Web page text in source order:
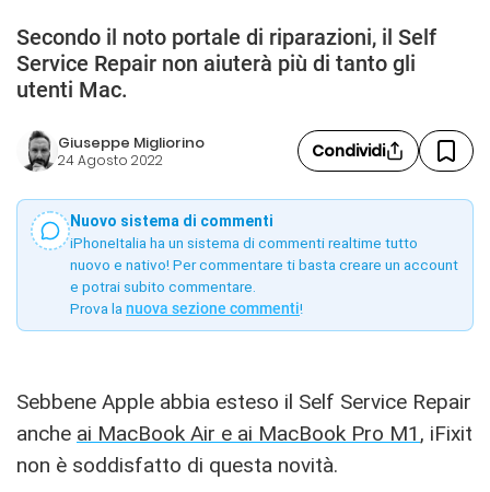
Secondo il noto portale di riparazioni, il Self
Service Repair non aiuterà più di tanto gli
utenti Mac.
Giuseppe Migliorino
24 Agosto 2022 Condividi
Nuovo sistema di commenti
iPhoneItalia ha un sistema di commenti realtime tutto
nuovo e nativo! Per commentare ti basta creare un account
e potrai subito commentare.
Prova la nuova sezione commenti!
Sebbene Apple abbia esteso il Self Service Repair
anche ai MacBook Air e ai MacBook Pro M1 , iFixit
non è soddisfatto di questa novità.